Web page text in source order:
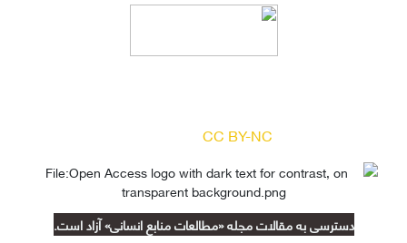
CC BY-NC
دسترسی به مقالات مجله «مطالعات منابع انسانی» آزاد است.